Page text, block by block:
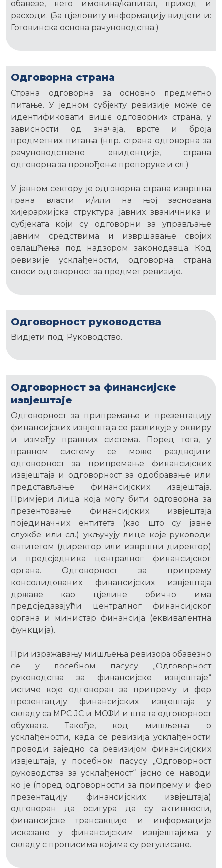
обавезе, нето имовина/капитал, приход и
расходи. (За цјеловиту информацију видјети и:
Готовинска основа рачуноводства.)
Одговорна страна
Страна одговорна за основно предметно
питање. У једном субјекту ревизије може се
идентификовати више одговорних страна, у
зависности од значаја, врсте и броја
предметних питања (нпр. страна одговорна за
рачуноводствене евиденције, страна
одговорна за провођење препоруке и сл.)
У јавном сектору је одговорна страна извршна
грана власти и/или на њој заснована
хијерархијска структура јавних званичника и
субјеката који су одговорни за управљање
јавним средствима и извршавање својих
овлашћења под надзором законодавца. Код
ревизије усклађености, одговорна страна
сноси одговорност за предмет ревизије.
Одговорност руководства
Видјети под: Руководство.
Одговорност за финансијске
извјештаје
Одговорност за припремање и презентацију
финансијских извјештаја се разликује у оквиру
и између правних система. Поред тога, у
правном систему се може раздвојити
одговорност за припремање финансијских
извјештаја и одговорност за одобравање или
представљање финансијских извјештаја.
Примјери лица која могу бити одговорна за
презентовање финансијских извјештаја
појединачних ентитета (као што су јавне
службе или сл.) укључују лице које руководи
ентитетом (директор или извршни директор)
и предсједника централног финансијског
органа. Одговорност за припрему
консолидованих финансијских извјештаја
државе као цјелине обично има
предсједавајући централног финансијског
органа и министар финансија (еквивалентна
функција).
При изражавању мишљења ревизора обавезно
се у посебном пасусу „Одговорност
руководства за финансијске извјештаје“
истиче које одговоран за припрему и фер
презентацију финансијских извјештаја у
складу са МРС ЈС и МСФИ и шта та одговорност
обухвата. Такође, код мишљења о
усклађености, када се ревизија усклађености
проводи заједно са ревизијом финансијских
извјештаја, у посебном пасусу „Одговорност
руководства за усклађеност“ јасно се наводи
ко је (поред одговорности за припрему и фер
презентацију финансијских извјештаја)
одговоран да осигура да су активности,
финансијске трансакције и информације
исказане у финансијским извјештајима у
складу с прописима којима су регулисане.